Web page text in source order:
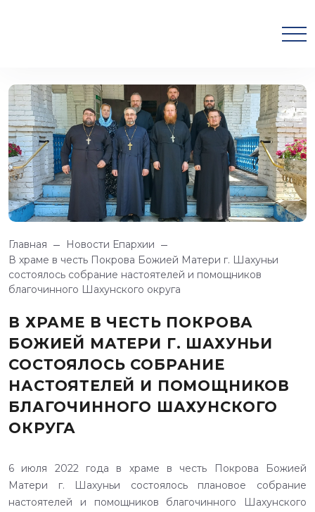
Главная
Новости Епархии
В храме в честь Покрова Божией Матери г. Шахуньи
состоялось собрание настоятелей и помощников
благочинного Шахунского округа
В ХРАМЕ В ЧЕСТЬ ПОКРОВА
БОЖИЕЙ МАТЕРИ Г. ШАХУНЬИ
СОСТОЯЛОСЬ СОБРАНИЕ
НАСТОЯТЕЛЕЙ И ПОМОЩНИКОВ
БЛАГОЧИННОГО ШАХУНСКОГО
ОКРУГА
6 июля 2022 года в храме в честь Покрова Божией
Матери г. Шахуньи состоялось плановое собрание
настоятелей и помощников благочинного Шахунского